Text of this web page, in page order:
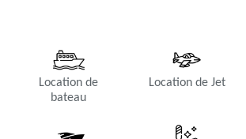
Location de
bateau
Location de Jet